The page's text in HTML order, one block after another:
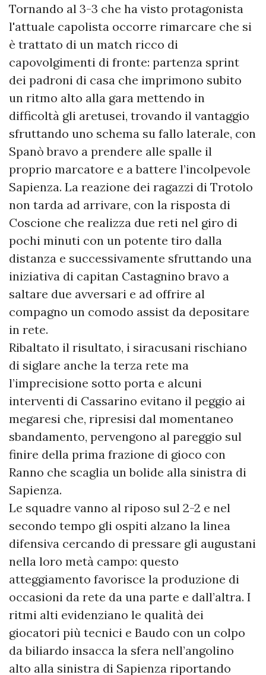
Tornando al 3-3 che ha visto protagonista
l'attuale capolista occorre rimarcare che si
è trattato di un match ricco di
capovolgimenti di fronte: partenza sprint
dei padroni di casa che imprimono subito
un ritmo alto alla gara mettendo in
difficoltà gli aretusei, trovando il vantaggio
sfruttando uno schema su fallo laterale, con
Spanò bravo a prendere alle spalle il
proprio marcatore e a battere l’incolpevole
Sapienza. La reazione dei ragazzi di Trotolo
non tarda ad arrivare, con la risposta di
Coscione che realizza due reti nel giro di
pochi minuti con un potente tiro dalla
distanza e successivamente sfruttando una
iniziativa di capitan Castagnino bravo a
saltare due avversari e ad offrire al
compagno un comodo assist da depositare
in rete.
Ribaltato il risultato, i siracusani rischiano
di siglare anche la terza rete ma
l’imprecisione sotto porta e alcuni
interventi di Cassarino evitano il peggio ai
megaresi che, ripresisi dal momentaneo
sbandamento, pervengono al pareggio sul
finire della prima frazione di gioco con
Ranno che scaglia un bolide alla sinistra di
Sapienza.
Le squadre vanno al riposo sul 2-2 e nel
secondo tempo gli ospiti alzano la linea
difensiva cercando di pressare gli augustani
nella loro metà campo: questo
atteggiamento favorisce la produzione di
occasioni da rete da una parte e dall’altra. I
ritmi alti evidenziano le qualità dei
giocatori più tecnici e Baudo con un colpo
da biliardo insacca la sfera nell’angolino
alto alla sinistra di Sapienza riportando